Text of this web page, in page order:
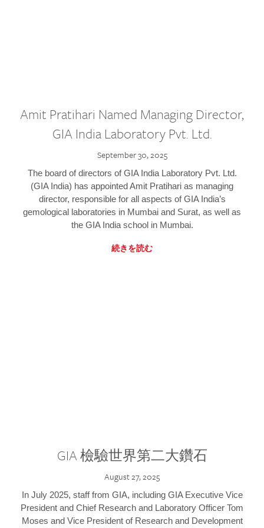
Amit Pratihari Named Managing Director,
GIA India Laboratory Pvt. Ltd.
September 30, 2025
The board of directors of GIA India Laboratory Pvt. Ltd.
(GIA India) has appointed Amit Pratihari as managing
director, responsible for all aspects of GIA India’s
gemological laboratories in Mumbai and Surat, as well as
the GIA India school in Mumbai.
続きを読む
GIA 檢驗世界第二大鑽石
August 27, 2025
In July 2025, staff from GIA, including GIA Executive Vice
President and Chief Research and Laboratory Officer Tom
Moses and Vice President of Research and Development